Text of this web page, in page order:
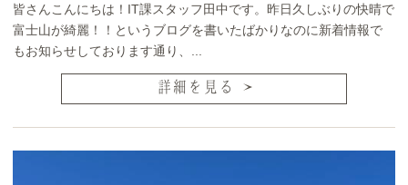
皆さんこんにちは！IT課スタッフ田中です。昨日久しぶりの快晴で
富士山が綺麗！！というブログを書いたばかりなのに新着情報で
もお知らせしております通り、...
詳細を見る